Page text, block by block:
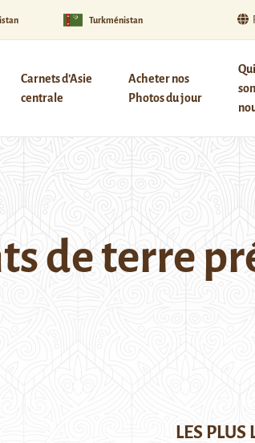
Turkménistan
Carnets d’Asie
centrale
Acheter nos
Photos du jour
Qui
de terre
LES PLUS